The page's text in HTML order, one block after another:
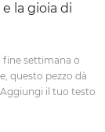
la gioia di
fine settimana o
questo pezzo dà
il tuo testo